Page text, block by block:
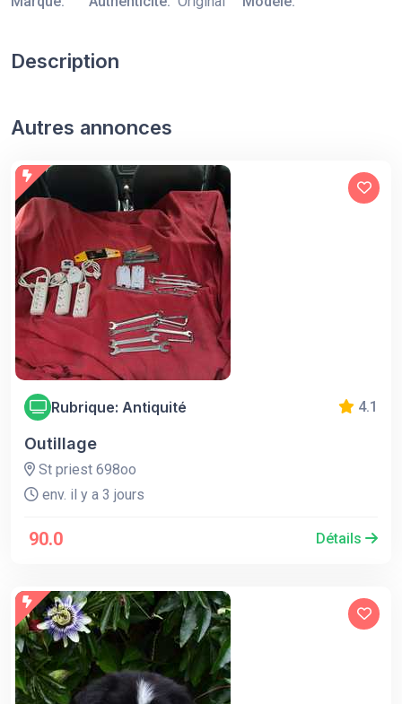
Description
Autres annonces
Rubrique: Antiquité 4.1
Outillage
St priest 698oo
env. il y a 3 jours
90.0 Détails